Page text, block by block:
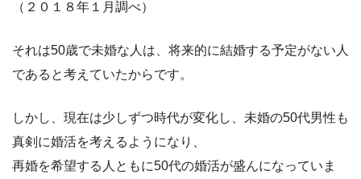
（２０１８年１月調べ）
それは50歳で未婚な人は、将来的に結婚する予定がない人
であると考えていたからです。
しかし、現在は少しずつ時代が変化し、未婚の50代男性も
真剣に婚活を考えるようになり、
再婚を希望する人ともに50代の婚活が盛んになっていま